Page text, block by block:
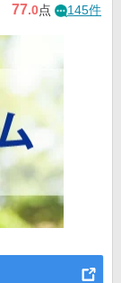
77.0点 145件